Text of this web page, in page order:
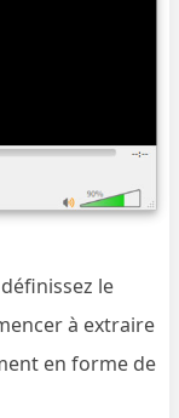
le
à extraire
en forme de